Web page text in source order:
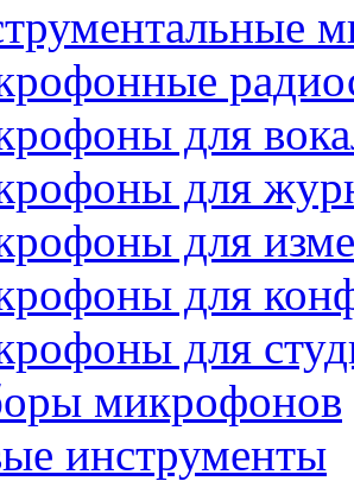
для
для
для
для
для
микрофонов
инструменты